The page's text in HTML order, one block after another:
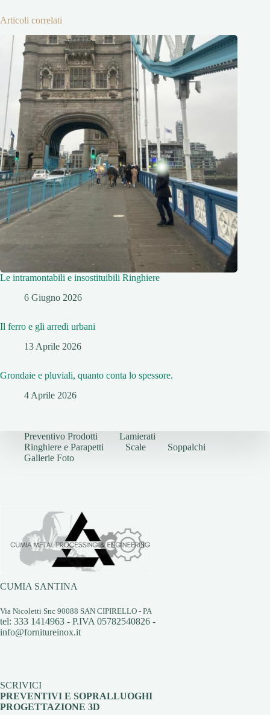
Articoli correlati
Le intramontabili e insostituibili Ringhiere
6 Giugno 2026
Il ferro e gli arredi urbani
13 Aprile 2026
Grondaie e pluviali, quanto conta lo spessore.
4 Aprile 2026
Preventivo Prodotti
Lamierati
Ringhiere e Parapetti
Scale
Soppalchi
Gallerie Foto
CUMIA SANTINA
Via Nicoletti Snc 90088 SAN CIPIRELLO - PA
tel: 333 1414963 - P.IVA 05782540826 -
info@fornitureinox.it
SCRIVICI
PREVENTIVI E SOPRALLUOGHI
PROGETTAZIONE 3D